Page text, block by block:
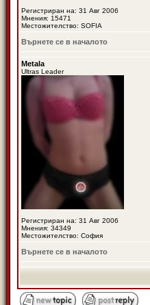
Регистриран на: 31 Авг 2006
Мнения: 15471
Местожителство: SOFIA
Върнете се в началото
Metala
Ultras Leader
Регистриран на: 31 Авг 2006
Мнения: 34349
Местожителство: София
Върнете се в началото